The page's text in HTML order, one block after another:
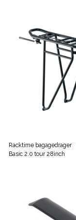
Racktime bagagedrager
Basic 2.0 tour 28inch